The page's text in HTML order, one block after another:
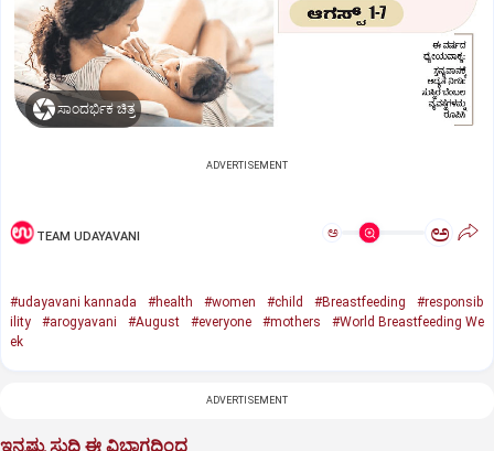
ಸಾಂದರ್ಭಿಕ ಚಿತ್ರ
ADVERTISEMENT
TEAM UDAYAVANI ಅ ಅ
#udayavani kannada #health #women #child #Breastfeeding
#responsib
ility
#arogyavani #August #everyone #mothers
#World Breastfeeding We
ek
ADVERTISEMENT
ಇನ್ನಷ್ಟು ಸುದ್ದಿ ಈ ವಿಭಾಗದಿಂದ